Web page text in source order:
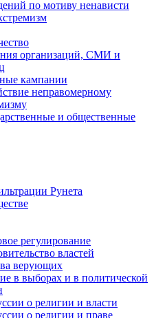
по мотиву ненависти
организаций, СМИ и
кампании
неправомерному
и общественные
Рунета
регулирование
властей
верующих
в выборах и в политической
о религии и власти
о религии и праве